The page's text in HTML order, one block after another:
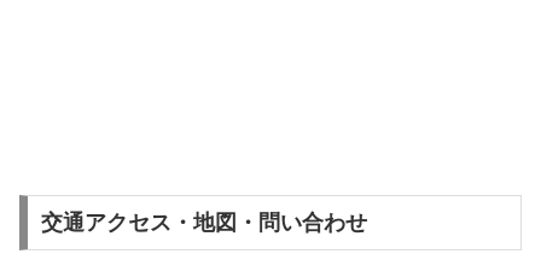
交通アクセス・地図・問い合わせ